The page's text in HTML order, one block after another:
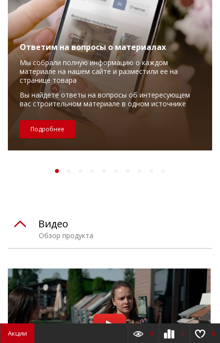
Ответим на вопросы о материалах
Мы собрали полную информацию о каждом
материале на нашем сайте и разместили ее на
странице товара
Вы найдете ответы на вопросы об интересующем
вас строительном материале в одном источнике
Подробнее
Обзор продукта
Видео
Акции 0 0 0